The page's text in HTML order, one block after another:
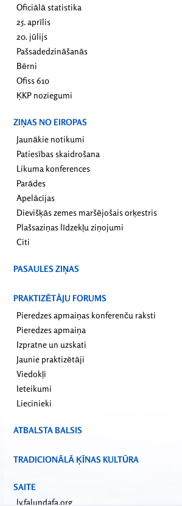
Oficiālā statistika
25. aprīlis
20. jūlijs
Pašsadedzināšanās
Bērni
Ofiss 610
ĶKP noziegumi
ZIŅAS NO EIROPAS
Jaunākie notikumi
Patiesības skaidrošana
Likuma konferences
Parādes
Apelācijas
Dievišķās zemes maršējošais orķestris
Plašsaziņas līdzekļu ziņojumi
Citi
PASAULES ZIŅAS
PRAKTIZĒTĀJU FORUMS
Pieredzes apmaiņas konferenču raksti
Pieredzes apmaiņa
Izpratne un uzskati
Jaunie praktizētāji
Viedokļi
Ieteikumi
Liecinieki
ATBALSTA BALSIS
TRADICIONĀLĀ ĶĪNAS KULTŪRA
SAITE
lv.falundafa.org